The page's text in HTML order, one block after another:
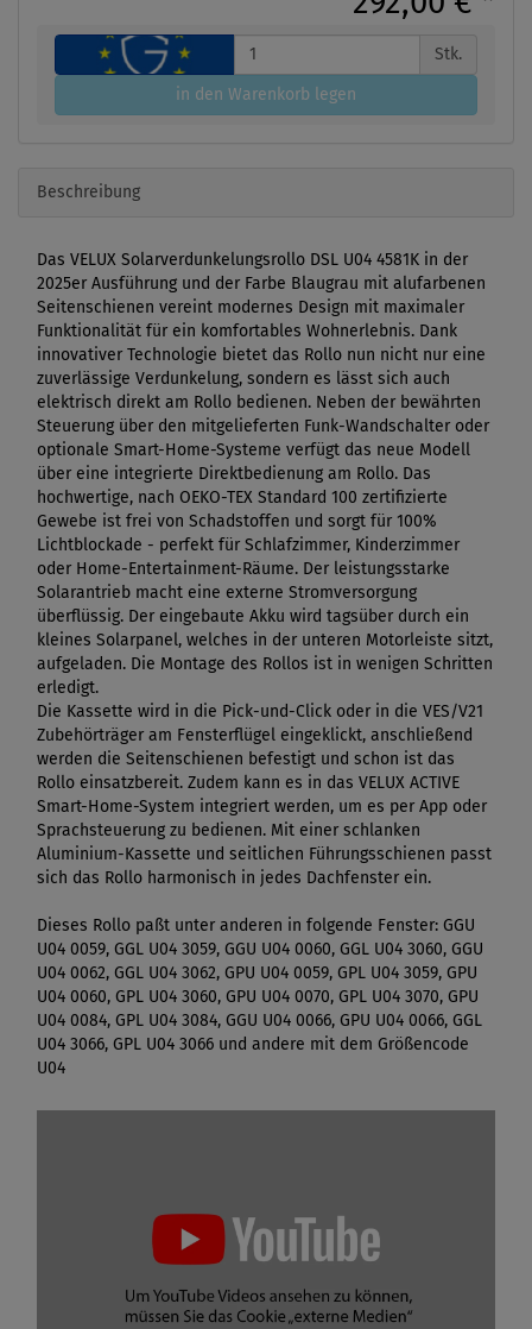
Stk.
in den Warenkorb legen
Beschreibung
Das VELUX Solarverdunkelungsrollo DSL U04 4581K in der
2025er Ausführung und der Farbe Blaugrau mit alufarbenen
Seitenschienen vereint modernes Design mit maximaler
Funktionalität für ein komfortables Wohnerlebnis. Dank
innovativer Technologie bietet das Rollo nun nicht nur eine
zuverlässige Verdunkelung, sondern es lässt sich auch
elektrisch direkt am Rollo bedienen. Neben der bewährten
Steuerung über den mitgelieferten Funk-Wandschalter oder
optionale Smart-Home-Systeme verfügt das neue Modell
über eine integrierte Direktbedienung am Rollo. Das
hochwertige, nach OEKO-TEX Standard 100 zertifizierte
Gewebe ist frei von Schadstoffen und sorgt für 100%
Lichtblockade - perfekt für Schlafzimmer, Kinderzimmer
oder Home-Entertainment-Räume. Der leistungsstarke
Solarantrieb macht eine externe Stromversorgung
überflüssig. Der eingebaute Akku wird tagsüber durch ein
kleines Solarpanel, welches in der unteren Motorleiste sitzt,
aufgeladen. Die Montage des Rollos ist in wenigen Schritten
erledigt.
Die Kassette wird in die Pick-und-Click oder in die VES/V21
Zubehörträger am Fensterflügel eingeklickt, anschließend
werden die Seitenschienen befestigt und schon ist das
Rollo einsatzbereit. Zudem kann es in das VELUX ACTIVE
Smart-Home-System integriert werden, um es per App oder
Sprachsteuerung zu bedienen. Mit einer schlanken
Aluminium-Kassette und seitlichen Führungsschienen passt
sich das Rollo harmonisch in jedes Dachfenster ein.
Dieses Rollo paßt unter anderen in folgende Fenster: GGU
U04 0059, GGL U04 3059, GGU U04 0060, GGL U04 3060, GGU
U04 0062, GGL U04 3062, GPU U04 0059, GPL U04 3059, GPU
U04 0060, GPL U04 3060, GPU U04 0070, GPL U04 3070, GPU
U04 0084, GPL U04 3084, GGU U04 0066, GPU U04 0066, GGL
U04 3066, GPL U04 3066 und andere mit dem Größencode
U04